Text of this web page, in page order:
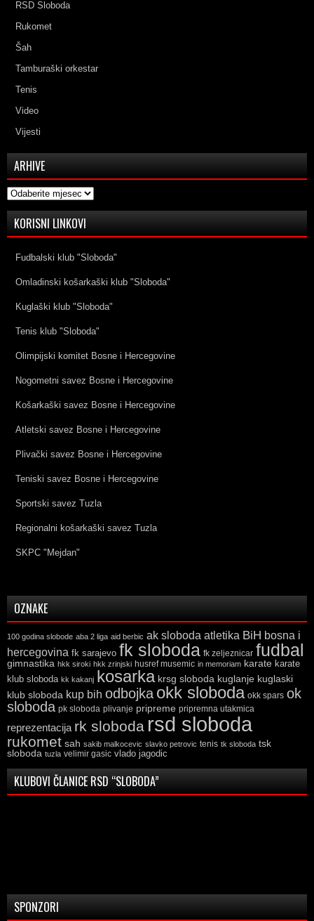
RSD Sloboda
Rukomet
Šah
Tamburaški orkestar
Tenis
Video
Vijesti
ARHIVE
Arhive
KORISNI LINKOVI
Fudbalski klub "Sloboda"
Omladinski košarkaški klub "Sloboda"
Kuglaški klub "Sloboda"
Tenis klub "Sloboda"
Olimpijski komitet Bosne i Hercegovine
Nogometni savez Bosne i Hercegovine
Košarkaški savez Bosne i Hercegovine
Atletski savez Bosne i Hercegovine
Plivački savez Bosne i Hercegovine
Teniski savez Bosne i Hercegovine
Sportski savez Tuzla
Regionalni košarkaški savez Tuzla
SKPC "Mejdan"
OZNAKE
100 godina slobode aba 2 liga aid berbic ak sloboda atletika BiH bosna i
hercegovina fk sarajevo fk sloboda fk zeljeznicar fudbal
gimnastika hkk siroki hkk zrinjski husref musemic in memoriam karate karate
klub sloboda kk kakanj kosarka krsg sloboda kuglanje kuglaski
klub sloboda kup bih odbojka okk sloboda okk spars ok
sloboda pk sloboda plivanje pripreme pripremna utakmica
reprezentacija rk sloboda rsd sloboda
rukomet sah sakib malkocevic slavko petrovic tenis tk sloboda tsk
sloboda tuzla velimir gasic vlado jagodic
KLUBOVI ČLANICE RSD “SLOBODA”
SPONZORI